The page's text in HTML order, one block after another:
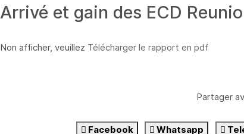
Arrivé et gain des ECD
Non afficher, veuillez Télécharger le rapport en pdf
Partager
Facebook Whatsapp